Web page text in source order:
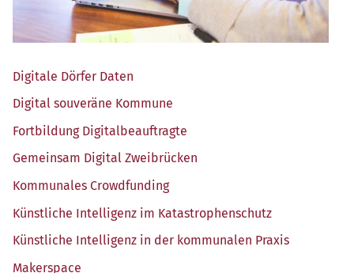
Digi­ta­le Dör­fer Daten
Digi­tal sou­ve­rä­ne Kommune
Fort­bil­dung Digitalbeauftragte
Gemein­sam Digi­tal Zweibrücken
Kom­mu­na­les Crowdfunding
Künst­li­che Intel­li­genz im Katastrophenschutz
Künst­li­che Intel­li­genz in der kom­mu­na­len Praxis
Maker­space